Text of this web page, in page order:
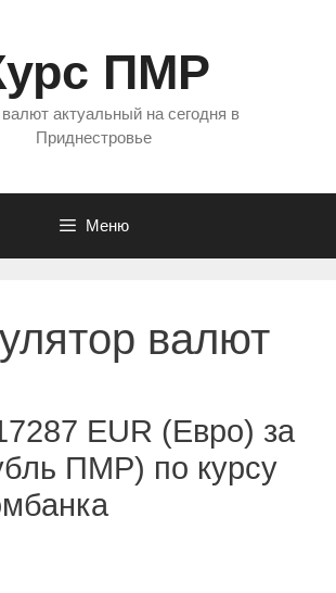
ПМР
актуальный на сегодня в
Приднестровье
Меню
валют
EUR (Евро) за
ПМР) по курсу